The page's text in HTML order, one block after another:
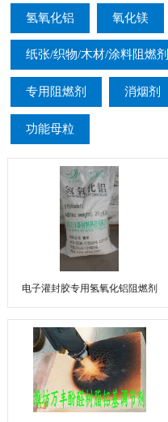
氢氧化铝 氧化镁
纸张/织物/木材/涂料阻燃剂
专用阻燃剂 消烟剂
功能母粒
电子灌封胶专用氢氧化铝阻燃剂